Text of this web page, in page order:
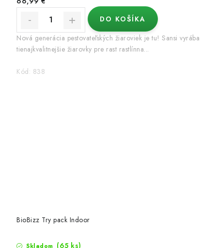
DO KOŠÍKA
Nová generácia pestovateľských žiaroviek je tu! Sansi vyrába
tienajkvalitnejšie žiarovky pre rast rastlínna...
Kód: 838
BioBizz Try pack Indoor
(65 ks)